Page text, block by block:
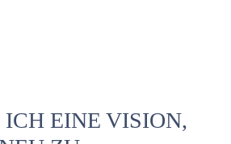
EINE VISION,